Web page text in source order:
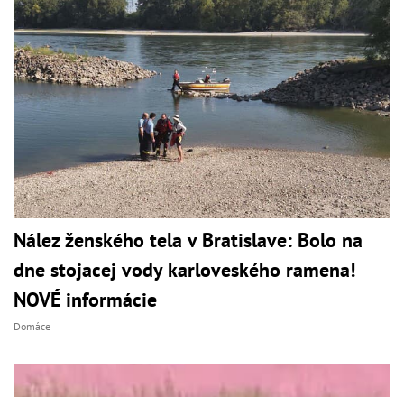
Nález ženského tela v Bratislave: Bolo na
dne stojacej vody karloveského ramena!
NOVÉ informácie
Domáce